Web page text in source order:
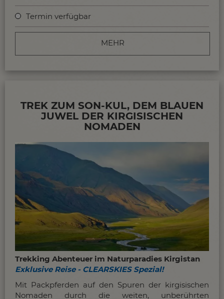
Termin verfügbar
MEHR
TREK ZUM SON-KUL, DEM BLAUEN
JUWEL DER KIRGISISCHEN
NOMADEN
Trekking Abenteuer im Naturparadies Kirgistan
Exklusive Reise - CLEARSKIES Spezial!
Mit Packpferden auf den Spuren der kirgisischen
Nomaden durch die weiten, unberührten